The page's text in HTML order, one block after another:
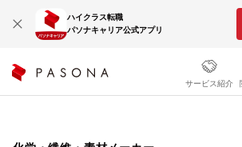
ハイクラス転職
パソナキャリア公式アプリ
サービス紹介